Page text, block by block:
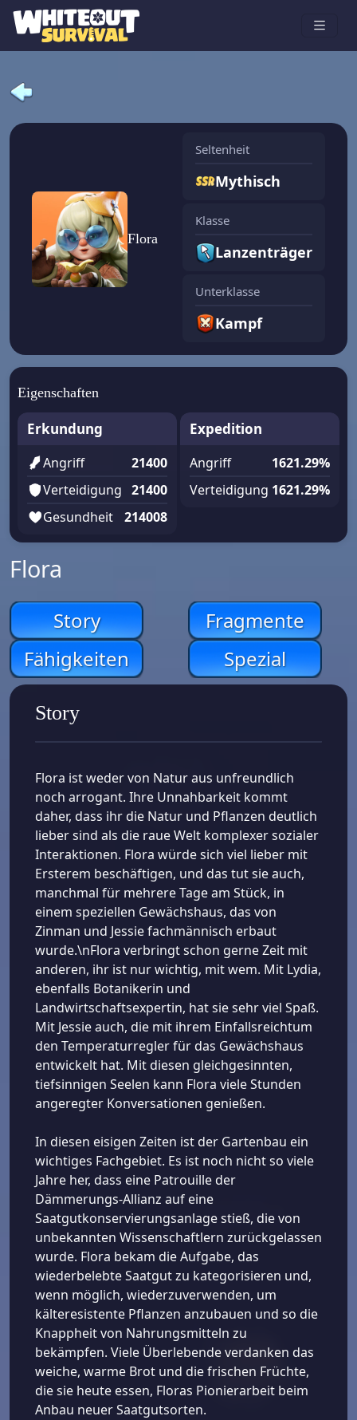
Flora
Seltenheit
Mythisch
Klasse
Lanzenträger
Unterklasse
Kampf
Eigenschaften
Erkundung
Angriff
21400
Verteidigung 21400
Gesundheit
214008
Expedition
Angriff
1621.29%
Verteidigung 1621.29%
Flora
Story
Fragmente
Fähigkeiten
Spezial
Story
Flora ist weder von Natur aus unfreundlich
noch arrogant. Ihre Unnahbarkeit kommt
daher, dass ihr die Natur und Pflanzen deutlich
lieber sind als die raue Welt komplexer sozialer
Interaktionen. Flora würde sich viel lieber mit
Ersterem beschäftigen, und das tut sie auch,
manchmal für mehrere Tage am Stück, in
einem speziellen Gewächshaus, das von
Zinman und Jessie fachmännisch erbaut
wurde.\nFlora verbringt schon gerne Zeit mit
anderen, ihr ist nur wichtig, mit wem. Mit Lydia,
ebenfalls Botanikerin und
Landwirtschaftsexpertin, hat sie sehr viel Spaß.
Mit Jessie auch, die mit ihrem Einfallsreichtum
den Temperaturregler für das Gewächshaus
entwickelt hat. Mit diesen gleichgesinnten,
tiefsinnigen Seelen kann Flora viele Stunden
angeregter Konversationen genießen.
In diesen eisigen Zeiten ist der Gartenbau ein
wichtiges Fachgebiet. Es ist noch nicht so viele
Jahre her, dass eine Patrouille der
Dämmerungs-Allianz auf eine
Saatgutkonservierungsanlage stieß, die von
unbekannten Wissenschaftlern zurückgelassen
wurde. Flora bekam die Aufgabe, das
wiederbelebte Saatgut zu kategorisieren und,
wenn möglich, wiederzuverwenden, um
kälteresistente Pflanzen anzubauen und so die
Knappheit von Nahrungsmitteln zu
bekämpfen. Viele Überlebende verdanken das
weiche, warme Brot und die frischen Früchte,
die sie heute essen, Floras Pionierarbeit beim
Anbau neuer Saatgutsorten.